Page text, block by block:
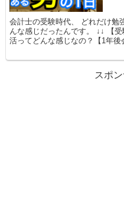
会計士の受験時代、 どれだけ勉
んな感じだったんです。 ↓↓ 【
活ってどんな感じなの？【1年後
スポ